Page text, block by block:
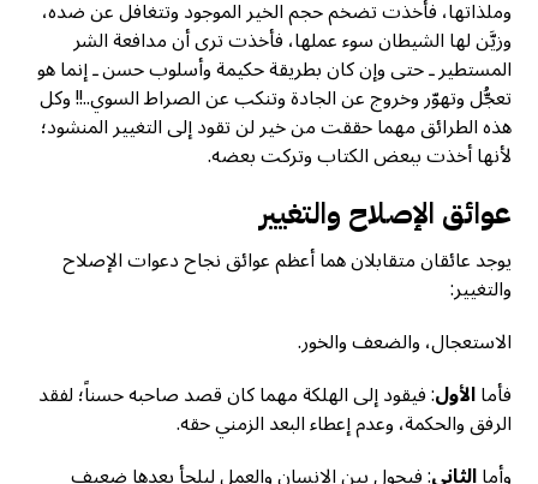
وملذاتها، فأخذت تضخم حجم الخير الموجود وتتغافل عن ضده،
وزيَّن لها الشيطان سوء عملها، فأخذت ترى أن مدافعة الشر
المستطير ـ حتى وإن كان بطريقة حكيمة وأسلوب حسن ـ إنما هو
تعجُّل وتهوّر وخروج عن الجادة وتنكب عن الصراط السوي..!! وكل
هذه الطرائق مهما حققت من خير لن تقود إلى التغيير المنشود؛
لأنها أخذت ببعض الكتاب وتركت بعضه.
عوائق الإصلاح والتغيير
يوجد عائقان متقابلان هما أعظم عوائق نجاح دعوات الإصلاح
والتغيير:
الاستعجال، والضعف والخور.
فأماالأول: فيقود إلى الهلكة مهما كان قصد صاحبه حسناً؛ لفقد
الرفق والحكمة، وعدم إعطاء البعد الزمني حقه.